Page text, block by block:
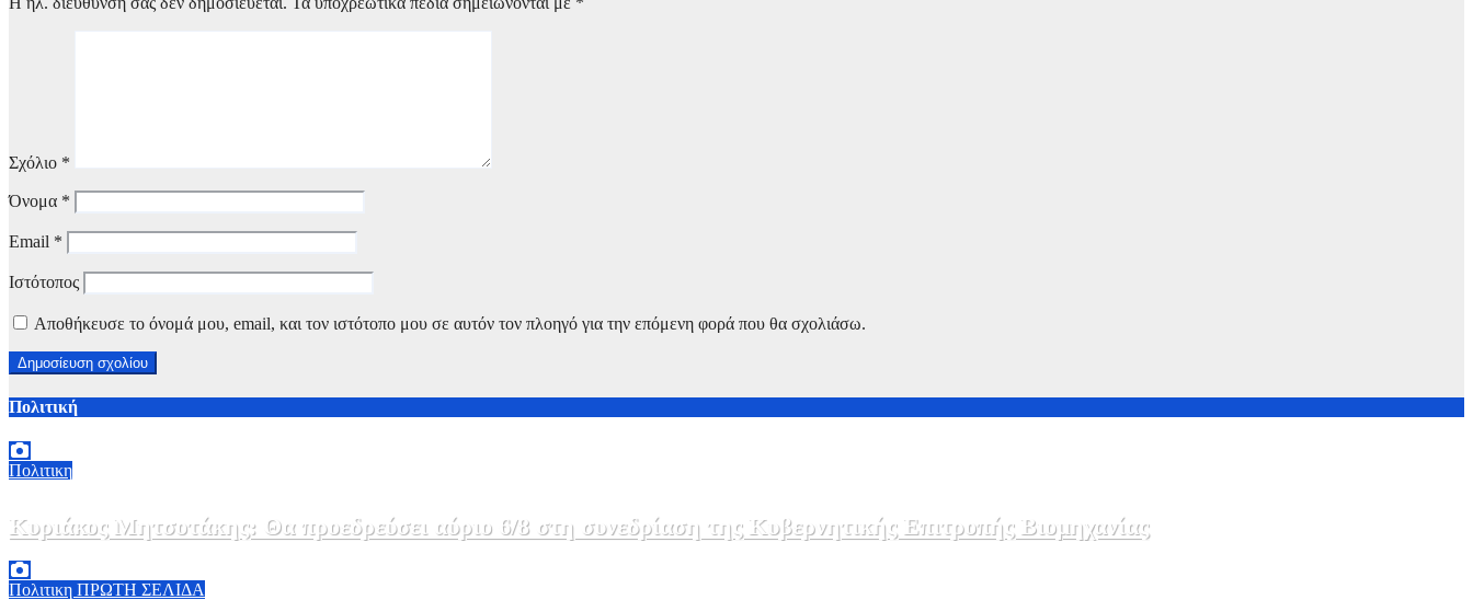
Σχόλιο *
Όνομα *
Email *
Ιστότοπος
Αποθήκευσε το όνομά μου, email, και τον ιστότοπο μου σε αυτόν τον πλοηγό για την επόμενη φορά που θα σχολιάσω.
Πολιτική
Πολιτικη
Κυριάκος Μητσοτάκης: Θα προεδρεύσει αύριο 6/8 στη συνεδρίαση της Κυβερνητικής Επιτροπής Βιομηχανίας
Πολιτικη ΠΡΩΤΗ ΣΕΛΙΔΑ